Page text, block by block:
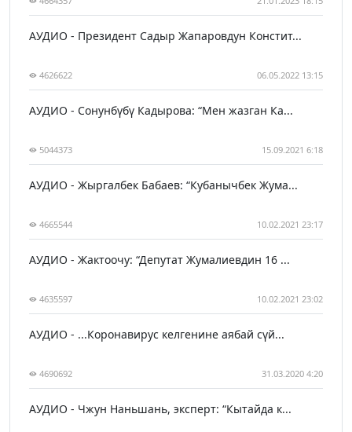
АУДИО - Президент Садыр Жапаровдун Констит...
4626622 06.05.2022 13:15
АУДИО - Сонунбүбү Кадырова: “Мен жазган Ка...
5044373 15.09.2021 6:18
АУДИО - Жыргалбек Бабаев: “Кубанычбек Жума...
4665544 10.02.2021 23:17
АУДИО - Жактоочу: “Депутат Жумалиевдин 16 ...
4635597 10.02.2021 23:02
АУДИО - ...Коронавирус келгенине аябай сүй...
4690692 31.03.2020 4:20
АУДИО - Чжун Наньшань, эксперт: “Кытайда к...